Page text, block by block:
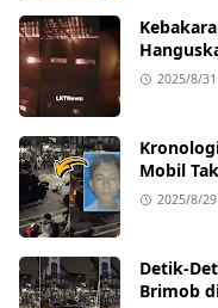
2025/8/31
Mobil
Ternyata
2025/8/29
Detik-
Brimob